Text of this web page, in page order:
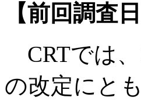
【前回調査日
CRTでは、
の改定にと